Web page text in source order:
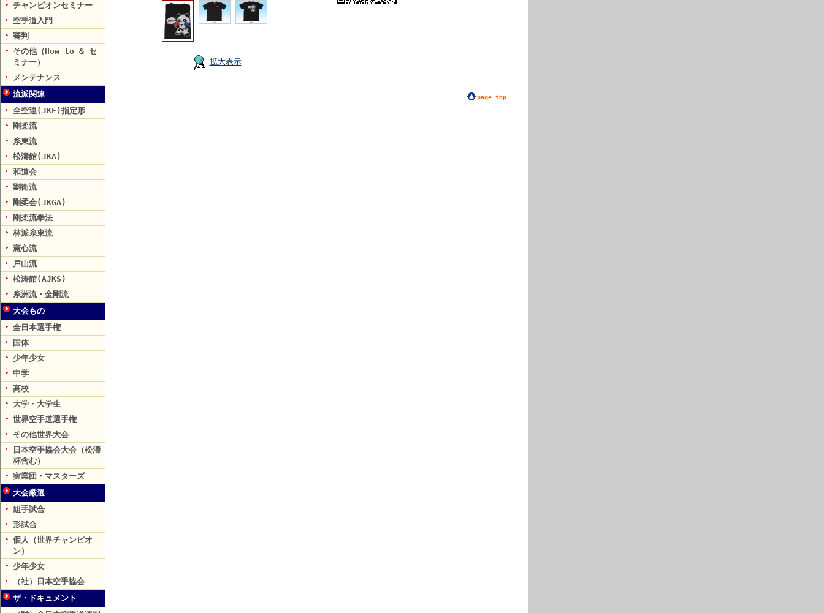
チャンピオンセミナー
空手道入門
審判
その他（How to & セ
ミナー）
メンテナンス
流派関連
全空連(JKF)指定形
剛柔流
糸東流
松濤館(JKA)
和道会
劉衛流
剛柔会(JKGA)
剛柔流拳法
林派糸東流
憲心流
戸山流
松涛館(AJKS)
糸洲流・金剛流
大会もの
全日本選手権
国体
少年少女
中学
高校
大学・大学生
世界空手道選手権
その他世界大会
日本空手協会大会（松濤
杯含む）
実業団・マスターズ
大会厳選
組手試合
形試合
個人（世界チャンピオ
ン）
少年少女
（社）日本空手協会
ザ・ドキュメント
拡大表示
page top